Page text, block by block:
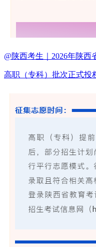
@陕西考生｜2026年陕西
高职（专科）批次正式投